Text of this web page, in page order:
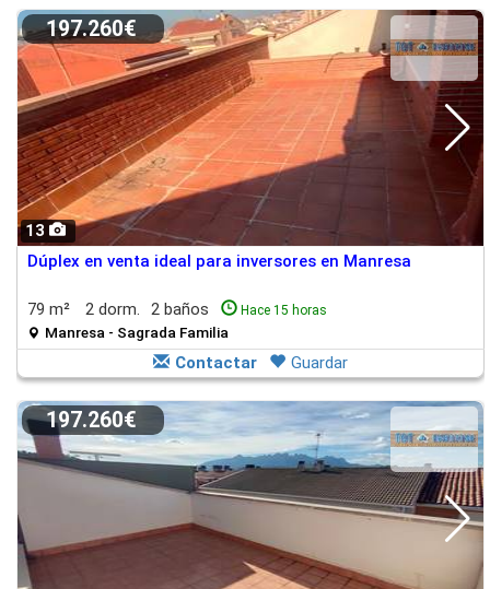
13
197.260€
Dúplex en venta ideal para inversores en Manresa
79 m² 2 dorm. 2 baños Hace 15 horas
Manresa - Sagrada Familia
Contactar Guardar
197.260€